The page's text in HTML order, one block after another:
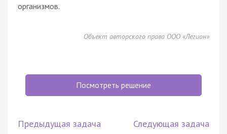
организмов.
Объект авторского права ООО «Легион»
Посмотреть решение
Предыдущая задача Следующая задача